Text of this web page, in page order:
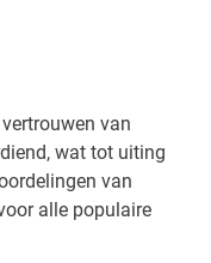
van
wat tot uiting
van
alle populaire